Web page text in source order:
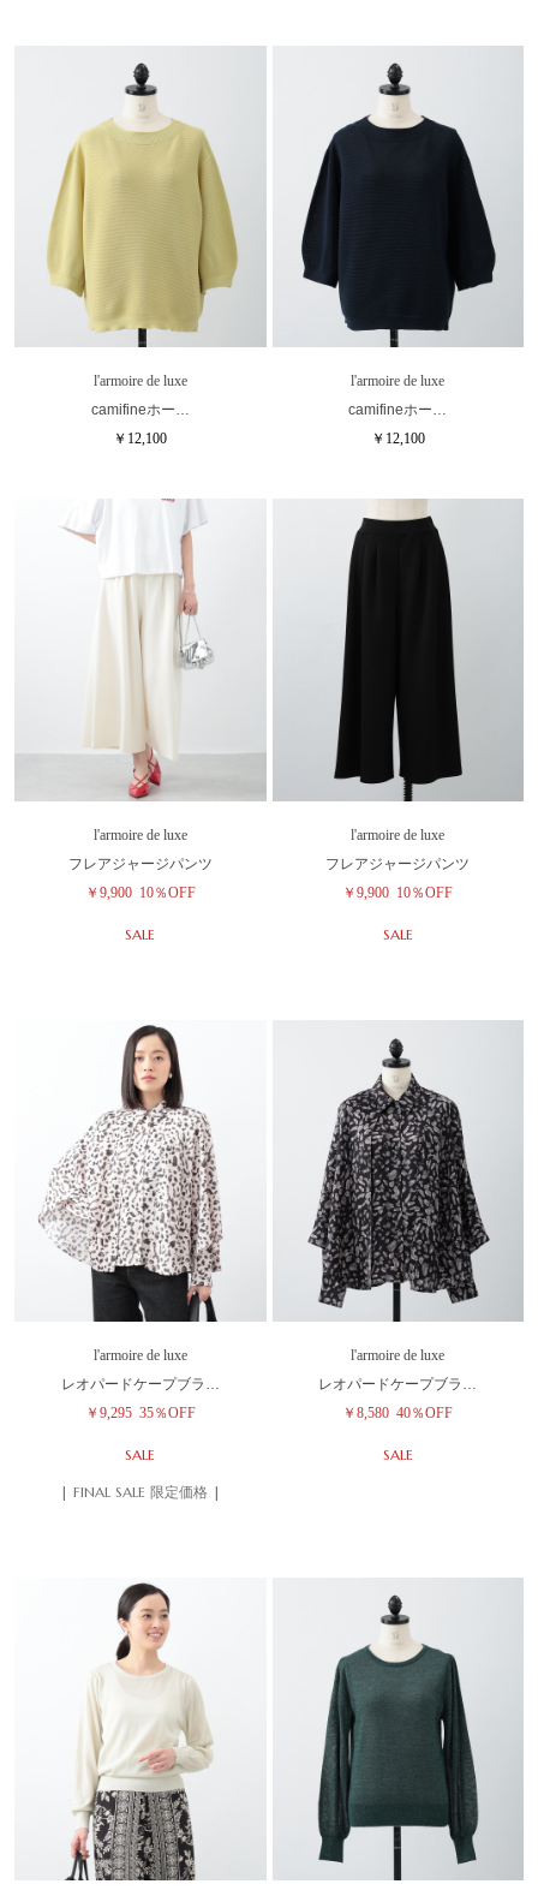
l'armoire de luxe
camifineホー…
￥12,100
l'armoire de luxe
camifineホー…
￥12,100
l'armoire de luxe
フレアジャージパンツ
￥9,900 10％OFF
SALE
l'armoire de luxe
フレアジャージパンツ
￥9,900 10％OFF
SALE
l'armoire de luxe
レオパードケープブラ…
￥9,295 35％OFF
SALE
| FINAL SALE 限定価格 |
l'armoire de luxe
レオパードケープブラ…
￥8,580 40％OFF
SALE